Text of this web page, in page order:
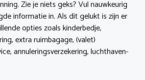
Zie je niets geks? Vul nauwkeurig
informatie in. Als dit gelukt is zijn er
opties zoals kinderbedje,
extra ruimbagage, (valet)
annuleringsverzekering, luchthaven-